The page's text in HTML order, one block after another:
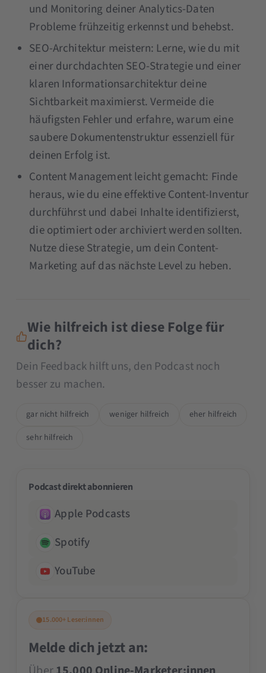
und Monitoring deiner Analytics-Daten
Probleme frühzeitig erkennst und behebst.
SEO-Architektur meistern: Lerne, wie du mit
einer durchdachten SEO-Strategie und einer
klaren Informationsarchitektur deine
Sichtbarkeit maximierst. Vermeide die
häufigsten Fehler und erfahre, warum eine
saubere Dokumentenstruktur essenziell für
deinen Erfolg ist.
Content Management leicht gemacht: Finde
heraus, wie du eine effektive Content-Inventur
durchführst und dabei Inhalte identifizierst,
die optimiert oder archiviert werden sollten.
Nutze diese Strategie, um dein Content-
Marketing auf das nächste Level zu heben.
Wie hilfreich ist diese Folge für
dich?
Dein Feedback hilft uns, den Podcast noch
besser zu machen.
gar nicht hilfreich weniger hilfreich
eher hilfreich
sehr hilfreich
Podcast direkt abonnieren
Apple Podcasts
Spotify
YouTube
15.000+ Leser:innen
Melde dich jetzt an: